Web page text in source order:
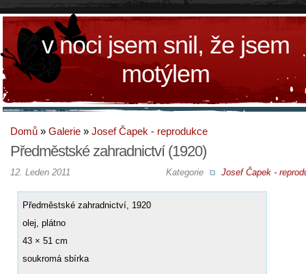
v noci jsem snil, že jsem
motýlem
Domů » Galerie » Josef Čapek - reprodukce
Předměstské zahradnictví (1920)
Kategorie Josef Čapek -
12. Leden 2011
Předměstské zahradnictví, 1920
olej, plátno
43 × 51 cm
soukromá sbírka